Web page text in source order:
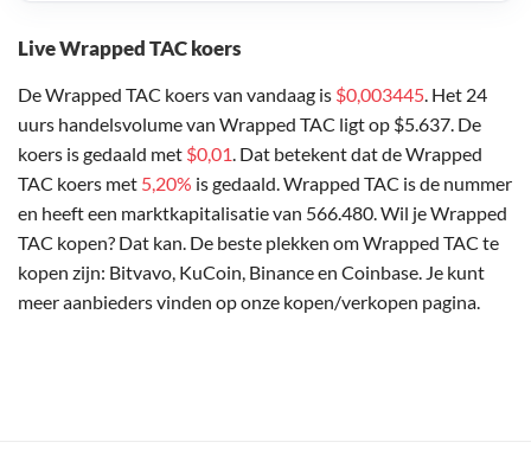
Live Wrapped TAC koers
De Wrapped TAC koers van vandaag is $0,003445. Het 24
uurs handelsvolume van Wrapped TAC ligt op $5.637. De
koers is gedaald met $0,01. Dat betekent dat de Wrapped
TAC koers met 5,20% is gedaald. Wrapped TAC is de nummer
en heeft een marktkapitalisatie van 566.480. Wil je Wrapped
TAC kopen? Dat kan. De beste plekken om Wrapped TAC te
kopen zijn: Bitvavo, KuCoin, Binance en Coinbase. Je kunt
meer aanbieders vinden op onze kopen/verkopen pagina.